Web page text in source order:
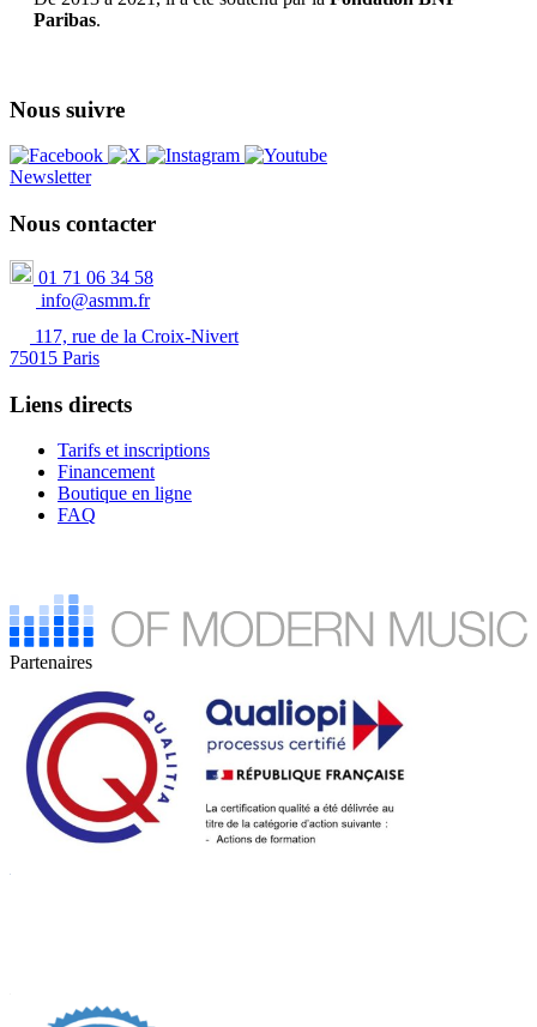
Paribas.
Nous suivre
Newsletter
Nous contacter
01 71 06 34 58
info@asmm.fr
117, rue de la Croix-Nivert
75015 Paris
Liens directs
Tarifs et inscriptions
Financement
Boutique en ligne
FAQ
Partenaires